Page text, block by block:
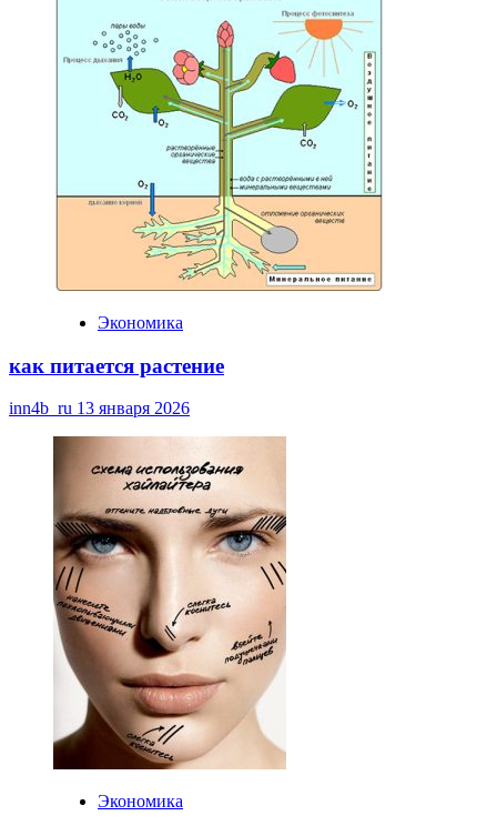
Экономика
как питается растение
inn4b_ru 13 января 2026
Экономика